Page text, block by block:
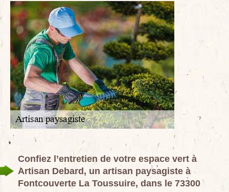
Confiez l’entretien de votre espace vert à
Artisan Debard, un artisan paysagiste à
Fontcouverte La Toussuire, dans le 73300